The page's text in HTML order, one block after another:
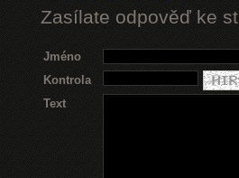
Zasílate odpověď ke
Jméno
Kontrola
Text